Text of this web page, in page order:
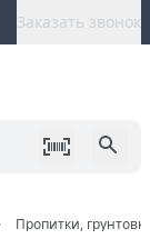
Заказать звонок
Пропитки,